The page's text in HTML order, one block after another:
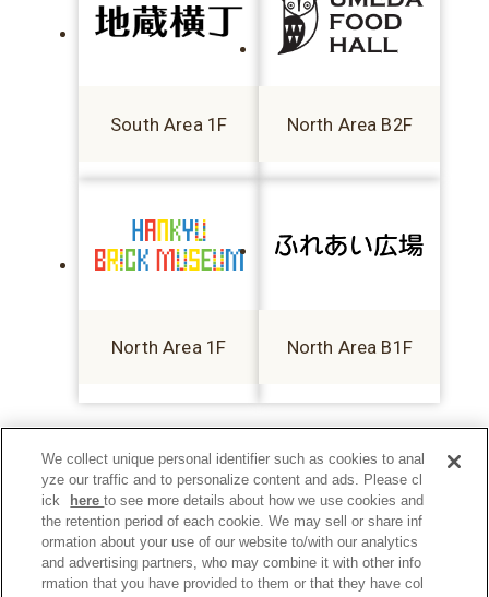
South Area 1F North Area B2F
North Area 1F North Area B1F
We collect unique personal identifier such as cookies to anal
yze our traffic and to personalize content and ads. Please cl
ick
hereto see more details about how we use cookies and
the retention period of each cookie. We may sell or share inf
ormation about your use of our website to/with our analytics
and advertising partners, who may combine it with other info
rmation that you have provided to them or that they have col